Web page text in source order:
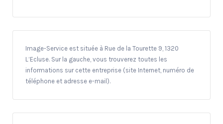
Image-Service est située à Rue de la Tourette 9, 1320
L’Ecluse. Sur la gauche, vous trouverez toutes les
informations sur cette entreprise (site Internet, numéro de
téléphone et adresse e-mail).